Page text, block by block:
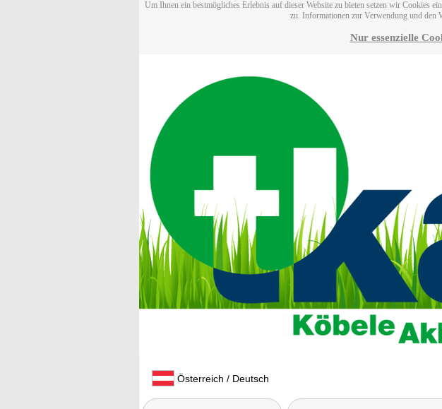
Um Ihnen ein bestmögliches Erlebnis auf dieser Website zu bieten setzen wir Cookies
zu. Informationen zur Verwendung und den
Nur essenzielle
Österreich / Deutsch